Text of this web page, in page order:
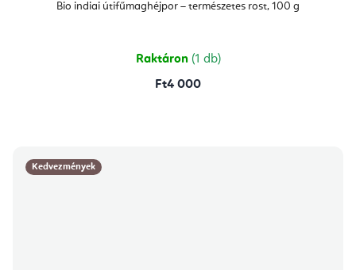
Bio indiai útifűmaghéjpor – természetes rost, 100 g
Raktáron (1 db)
Ft4 000
Kedvezmények